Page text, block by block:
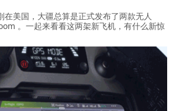
美国，大疆总算是正式发布了两款无人
。一起来看看这两架新飞机，有什么新惊